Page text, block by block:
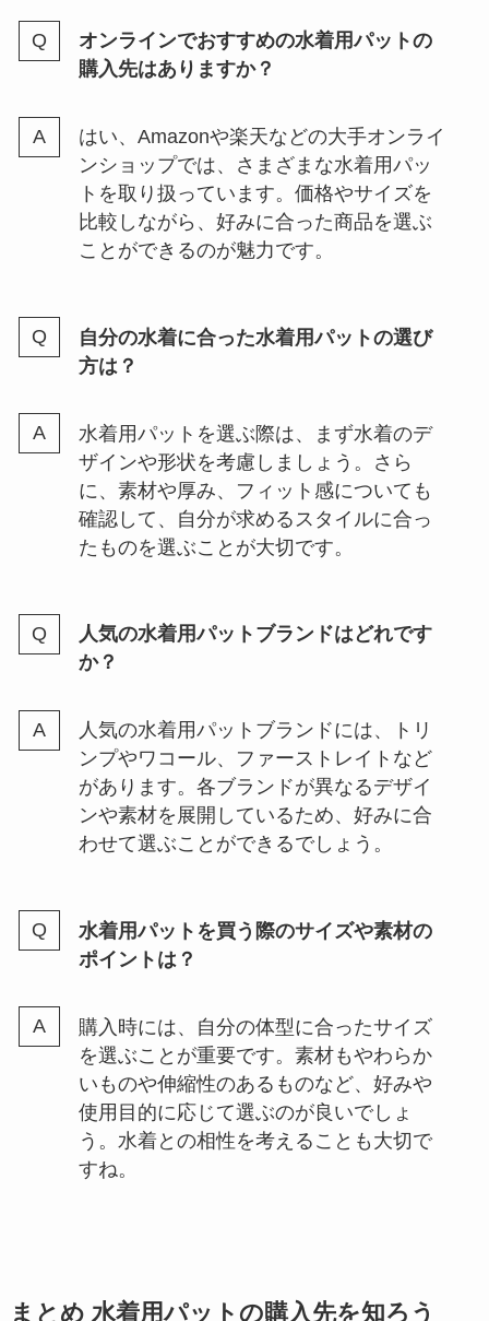
オンラインでおすすめの水着用パットの
購入先はありますか？
はい、Amazonや楽天などの大手オンライ
ンショップでは、さまざまな水着用パッ
トを取り扱っています。価格やサイズを
比較しながら、好みに合った商品を選ぶ
ことができるのが魅力です。
自分の水着に合った水着用パットの選び
方は？
水着用パットを選ぶ際は、まず水着のデ
ザインや形状を考慮しましょう。さら
に、素材や厚み、フィット感についても
確認して、自分が求めるスタイルに合っ
たものを選ぶことが大切です。
人気の水着用パットブランドはどれです
か？
人気の水着用パットブランドには、トリ
ンプやワコール、ファーストレイトなど
があります。各ブランドが異なるデザイ
ンや素材を展開しているため、好みに合
わせて選ぶことができるでしょう。
水着用パットを買う際のサイズや素材の
ポイントは？
購入時には、自分の体型に合ったサイズ
を選ぶことが重要です。素材もやわらか
いものや伸縮性のあるものなど、好みや
使用目的に応じて選ぶのが良いでしょ
う。水着との相性を考えることも大切で
すね。
まとめ 水着用パットの購入先を知ろう